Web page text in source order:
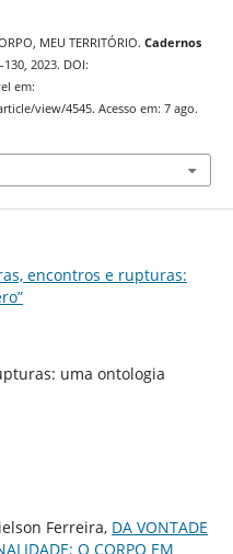
MEU TERRITÓRIO. Cadernos
2023. DOI:
em:
view/4545. Acesso em: 7 ago.
encontros e rupturas:
uma ontologia
Ferreira, DA VONTADE
O CORPO EM